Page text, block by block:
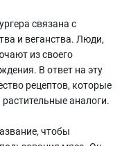
связана с
и веганства. Люди,
из своего
В ответ на эту
рецептов, которые
аналоги.
чтобы